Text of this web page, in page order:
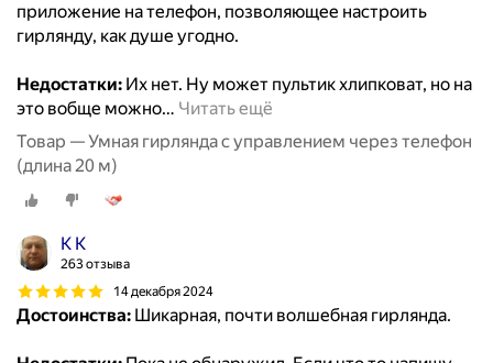
приложение на телефон, позволяющее настроить
гирлянду, как душе угодно.
Недостатки: Их нет. Ну может пультик хлипковат, но на
это вобще можно… Читать ещё
Товар — Умная гирлянда с управлением через телефон
(длина 20 м)
К К
263 отзыва
14 декабря 2024
Достоинства: Шикарная, почти волшебная гирлянда.